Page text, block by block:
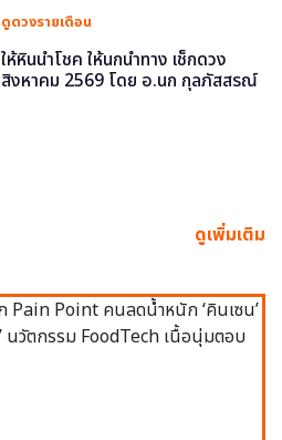
ดูดวงรายเดือน
ให้หินนำโชค ให้นกนำทาง เช็กดวง
สิงหาคม 2569 โดย อ.นก กุลภัสสรณ์
ดูเพิ่มเติม